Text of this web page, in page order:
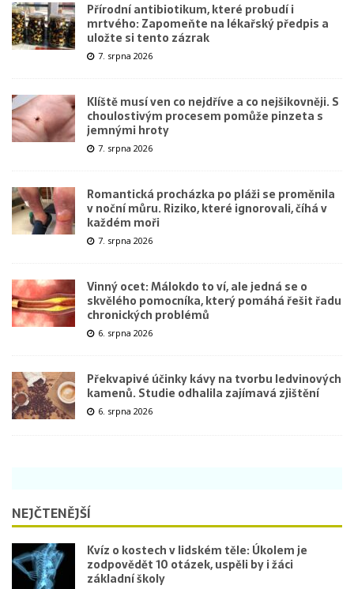
Přírodní antibiotikum, které probudí i
mrtvého: Zapomeňte na lékařský předpis a
uložte si tento zázrak
7. srpna 2026
Klíště musí ven co nejdříve a co nejšikovněji. S
choulostivým procesem pomůže pinzeta s
jemnými hroty
7. srpna 2026
Romantická procházka po pláži se proměnila
v noční můru. Riziko, které ignorovali, číhá v
každém moři
7. srpna 2026
Vinný ocet: Málokdo to ví, ale jedná se o
skvělého pomocníka, který pomáhá řešit řadu
chronických problémů
6. srpna 2026
Překvapivé účinky kávy na tvorbu ledvinových
kamenů. Studie odhalila zajímavá zjištění
6. srpna 2026
NEJČTENĚJŠÍ
Kvíz o kostech v lidském těle: Úkolem je
zodpovědět 10 otázek, uspěli by i žáci
základní školy